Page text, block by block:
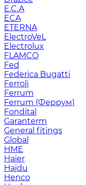
E.C.A
ECA
ETERNA
ElectroVeL
Electrolux
FLAMCO
Fed
Federica Bugatti
Ferroli
Ferrum
Ferrum (Феррум)
Fondital
Garanterm
General fitings
Global
HME
Haier
Hajdu
Henco